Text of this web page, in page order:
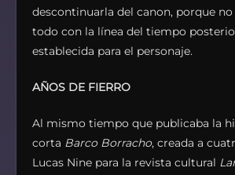
descontinuarla del canon, porque no
todo con la línea del tiempo
establecida para el personaje.
AÑOS DE FIERRO
Al mismo tiempo que publicaba la
corta Barco Borracho, creada a
Lucas Nine para la revista cultural